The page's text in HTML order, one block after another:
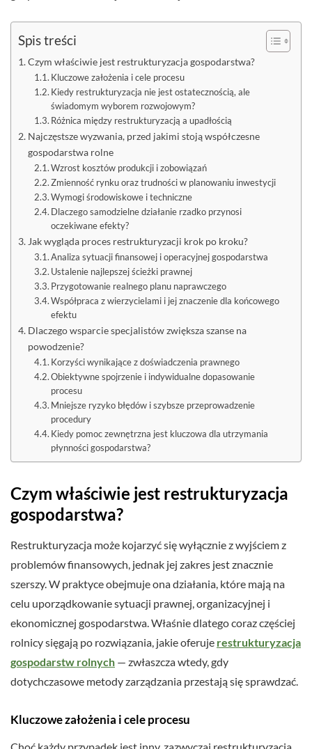
Spis treści
Czym właściwie jest restrukturyzacja gospodarstwa?
Kluczowe założenia i cele procesu
Kiedy restrukturyzacja nie jest ostatecznością, ale
świadomym wyborem rozwojowym?
Różnica między restrukturyzacją a upadłością
Najczęstsze wyzwania, przed jakimi stoją współczesne
gospodarstwa rolne
Wzrost kosztów produkcji i zobowiązań
Zmienność rynku oraz trudności w planowaniu inwestycji
Wymogi środowiskowe i techniczne
Dlaczego samodzielne działanie rzadko przynosi
oczekiwane efekty?
Jak wygląda proces restrukturyzacji krok po kroku?
Analiza sytuacji finansowej i operacyjnej gospodarstwa
Ustalenie najlepszej ścieżki prawnej
Przygotowanie realnego planu naprawczego
Współpraca z wierzycielami i jej znaczenie dla końcowego
efektu
Dlaczego wsparcie specjalistów zwiększa szanse na
powodzenie?
Korzyści wynikające z doświadczenia prawnego
Obiektywne spojrzenie i indywidualne dopasowanie
procesu
Mniejsze ryzyko błędów i szybsze przeprowadzenie
procedury
Kiedy pomoc zewnętrzna jest kluczowa dla utrzymania
płynności gospodarstwa?
Czym właściwie jest restrukturyzacja
gospodarstwa?
Restrukturyzacja może kojarzyć się wyłącznie z wyjściem z
problemów finansowych, jednak jej zakres jest znacznie
szerszy. W praktyce obejmuje ona działania, które mają na
celu uporządkowanie sytuacji prawnej, organizacyjnej i
ekonomicznej gospodarstwa. Właśnie dlatego coraz częściej
rolnicy sięgają po rozwiązania, jakie oferuje restrukturyzacja
gospodarstw rolnych — zwłaszcza wtedy, gdy
dotychczasowe metody zarządzania przestają się sprawdzać.
Kluczowe założenia i cele procesu